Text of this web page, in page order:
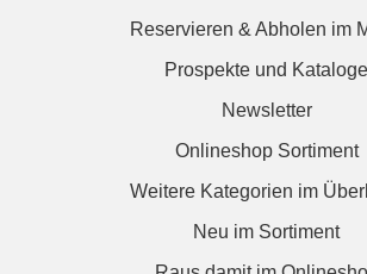
Reservieren & Abholen im
Prospekte und Kataloge
Newsletter
Onlineshop Sortiment
Weitere Kategorien im
Neu im Sortiment